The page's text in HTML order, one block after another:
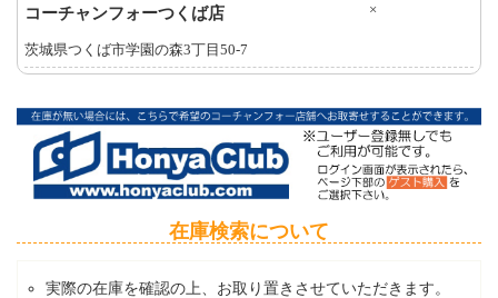
コーチャンフォーつくば店 ×
茨城県つくば市学園の森3丁目50-7
在庫検索について
実際の在庫を確認の上、お取り置きさせていただきます。